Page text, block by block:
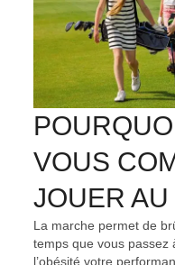
VOUS
JOUER
La marche permet de
temps que vous passez
l’obésité.votre